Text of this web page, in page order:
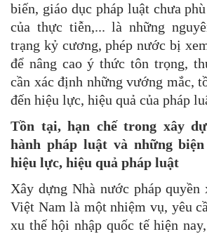
biến, giáo dục pháp luật chưa
của thực tiễn,... là những
trạng kỷ cương, phép nước bị
để nâng cao ý thức tôn trọng,
cần xác định những vướng mắc,
đến hiệu lực, hiệu quả của pháp
Tồn tại, hạn chế trong xây
hành pháp luật và những
hiệu lực, hiệu quả pháp luật
Xây dựng Nhà nước pháp quyền
Việt Nam là một nhiệm vụ, yêu
xu thế hội nhập quốc tế hiện